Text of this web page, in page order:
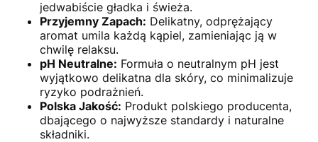
jedwabiście gładka i świeża.
Przyjemny Zapach: Delikatny, odprężający
aromat umila każdą kąpiel, zamieniając ją w
chwilę relaksu.
pH Neutralne: Formuła o neutralnym pH jest
wyjątkowo delikatna dla skóry, co minimalizuje
ryzyko podrażnień.
Polska Jakość: Produkt polskiego producenta,
dbającego o najwyższe standardy i naturalne
składniki.